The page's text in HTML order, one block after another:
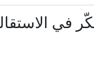
علاء مبارك يعلّق على
غارة تمزق أما